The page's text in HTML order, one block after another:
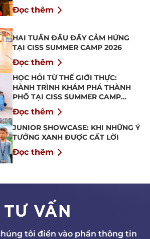
Đọc thêm
HAI TUẦN ĐẦU ĐẦY CẢM HỨNG
TẠI CISS SUMMER CAMP 2026
Đọc thêm
HỌC HỎI TỪ THẾ GIỚI THỰC:
HÀNH TRÌNH KHÁM PHÁ THÀNH
PHỐ TẠI CISS SUMMER CAMP
2026
Đọc thêm
JUNIOR SHOWCASE: KHI NHỮNG Ý
TƯỞNG XANH ĐƯỢC CẤT LỜI
Đọc thêm
TƯ VẤN
tôi điền vào phần thông tin